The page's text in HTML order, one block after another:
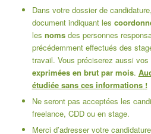
Dans votre dossier de
document indiquant les
les nomsdes personnes
précédemment effectués des
travail. Vous préciserez aussi vos
exprimées en brut par mois.
étudiée sans ces informations !
Ne seront pas acceptées les
freelance, CDD ou en stage.
Merci d’adresser votre